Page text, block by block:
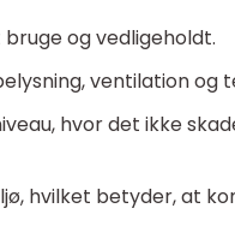
og vedligeholdt.
ventilation og
hvor det ikke
hvilket betyder, at